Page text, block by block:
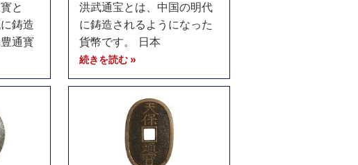
と
鋳造
通寳
洪武通宝とは、中国の明代
に鋳造されるようになった
貨幣です。 日本
続きを読む »